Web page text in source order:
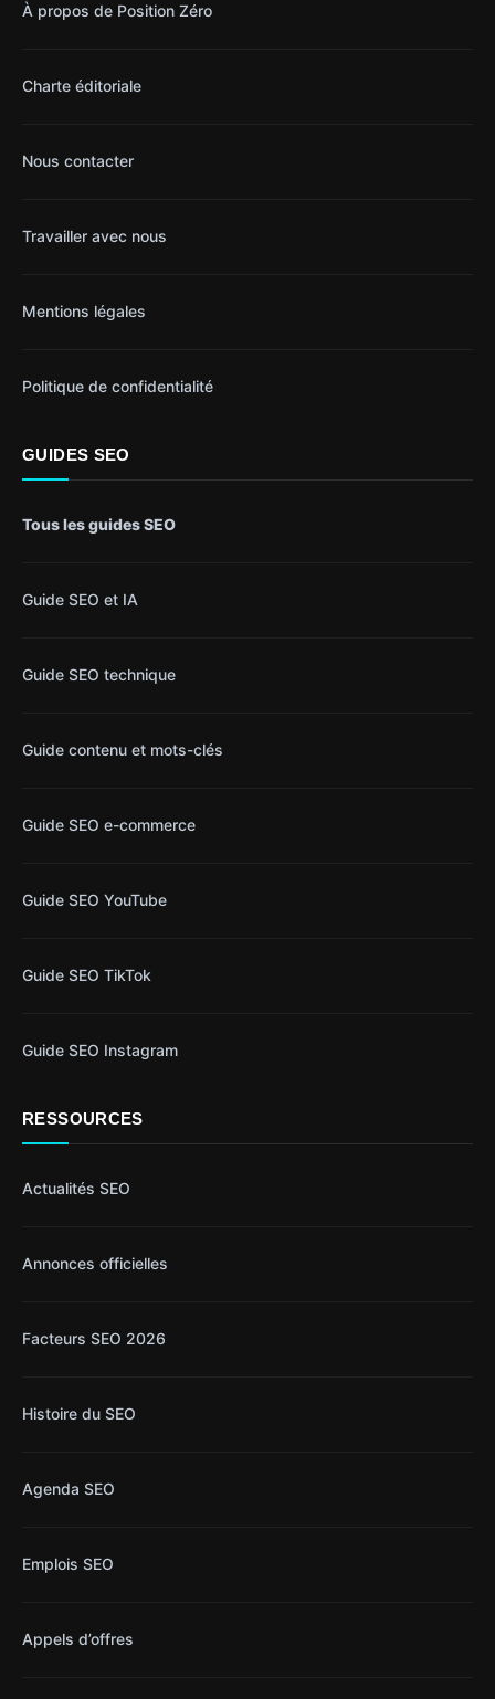
À propos de Position Zéro
Charte éditoriale
Nous contacter
Travailler avec nous
Mentions légales
Politique de confidentialité
GUIDES SEO
Tous les guides SEO
Guide SEO et IA
Guide SEO technique
Guide contenu et mots-clés
Guide SEO e-commerce
Guide SEO YouTube
Guide SEO TikTok
Guide SEO Instagram
RESSOURCES
Actualités SEO
Annonces officielles
Facteurs SEO 2026
Histoire du SEO
Agenda SEO
Emplois SEO
Appels d’offres